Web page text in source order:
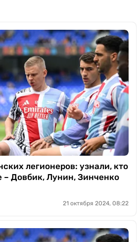
легионеров: узнали, кто
– Довбик, Лунин, Зинченко
21 октября 2024, 08:22